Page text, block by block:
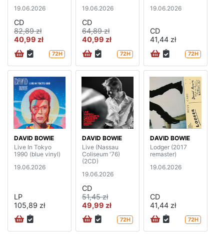
19.06.2026
CD
82,89 zł
40,99 zł
72H
19.06.2026
CD
64,89 zł
40,99 zł
72H
19.06.2026
CD
41,44 zł
72H
DAVID BOWIE
Live In Tokyo
1990 (blue vinyl)
19.06.2026
LP
105,89 zł
DAVID BOWIE
Live (Nassau
Coliseum '76)
(2CD)
19.06.2026
CD
51,45 zł
49,99 zł
72H
DAVID BOWIE
Lodger (2017
remaster)
19.06.2026
CD
41,44 zł
72H